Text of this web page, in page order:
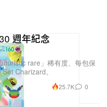
週年紀念
rare」稀有度、每包保
Charizard。
25.7K 0